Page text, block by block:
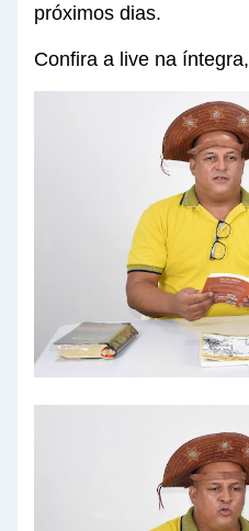
próximos dias.
Confira a live na íntegra,